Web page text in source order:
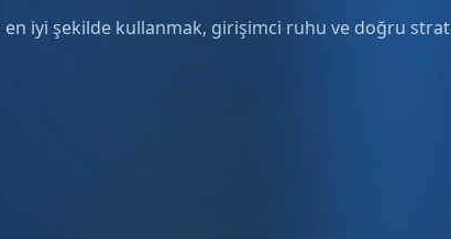
en iyi şekilde kullanmak, girişimci ruhu ve doğru